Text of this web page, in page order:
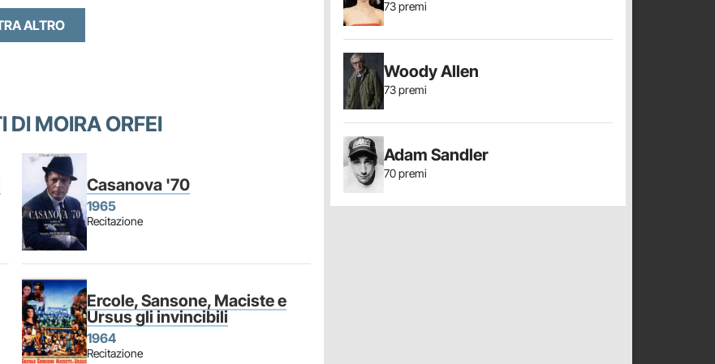
ALTRO
DI MOIRA ORFEI
Casanova '70
1965
Recitazione
Ercole, Sansone, Maciste e
Ursus gli invincibili
1964
Recitazione
73 premi
Woody Allen
73 premi
Adam Sandler
70 premi